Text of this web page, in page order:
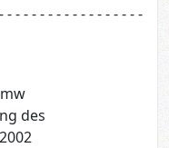
- - - - - - - - - - - - - - - - -
des